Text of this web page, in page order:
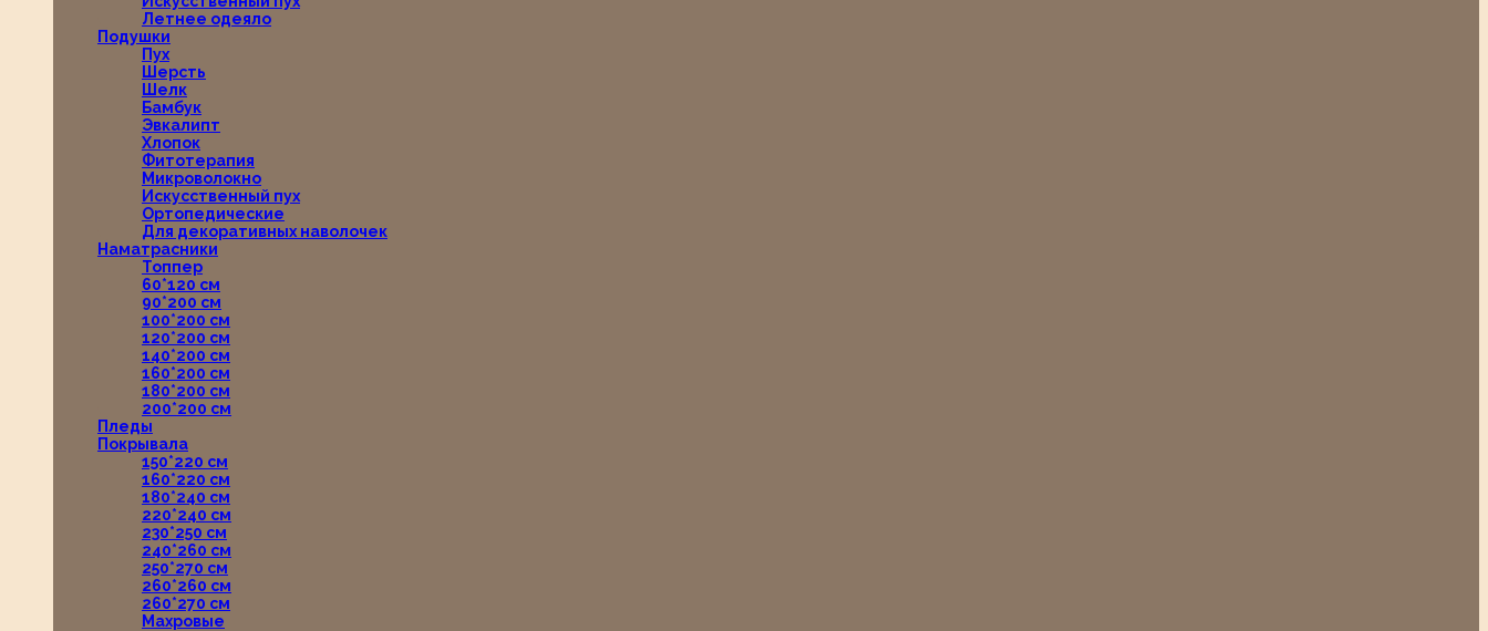
Летнее одеяло
Подушки
Пух
Шерсть
Шелк
Бамбук
Эвкалипт
Хлопок
Фитотерапия
Микроволокно
Искусственный пух
Ортопедические
Для декоративных наволочек
Наматрасники
Топпер
60*120 см
90*200 см
100*200 см
120*200 см
140*200 см
160*200 см
180*200 см
200*200 см
Пледы
Покрывала
150*220 см
160*220 см
180*240 см
220*240 см
230*250 см
240*260 см
250*270 см
260*260 см
260*270 см
Махровые